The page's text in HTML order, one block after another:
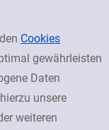
Cookies
gewährleisten
Daten
unsere
weiteren